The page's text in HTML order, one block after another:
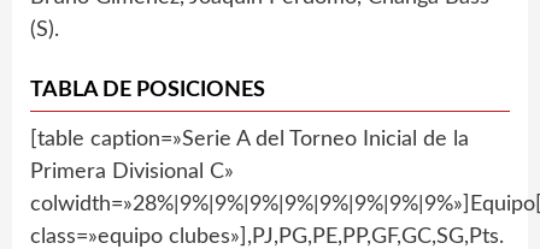
(S).
TABLA DE POSICIONES
[table caption=»Serie A del Torneo Inicial de la
Primera Divisional C»
class=»equipo clubes»],PJ,PG,PE,PP,GF,GC,SG,Pts.